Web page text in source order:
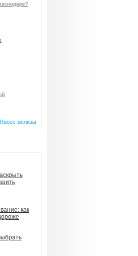
Пресс-релизы
как